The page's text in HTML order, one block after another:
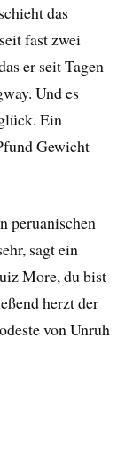
das
fast zwei
er seit Tagen
Und es
Ein
Gewicht
peruanischen
sagt ein
More, du bist
herzt der
von Unruh